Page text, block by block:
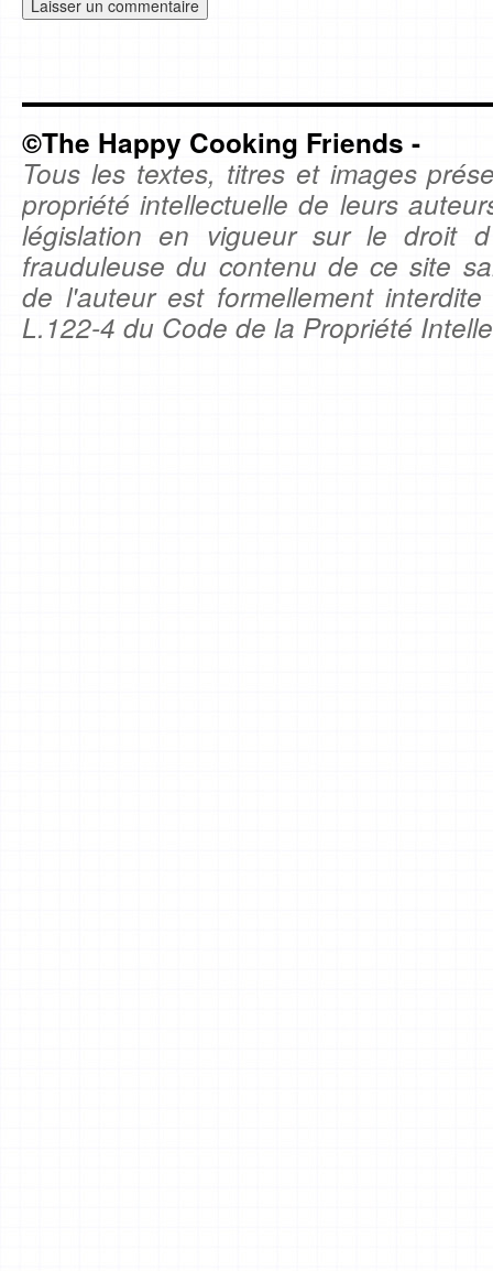
©The Happy Cooking Friends -
Tous les textes, titres et images
propriété intellectuelle de leurs
législation en vigueur sur le droit
frauduleuse du contenu de ce site
de l'auteur est formellement
L.122-4 du Code de la Propriété